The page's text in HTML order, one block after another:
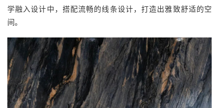
学融入设计中，搭配流畅的线条设计，打造出雅致舒适的空
间。